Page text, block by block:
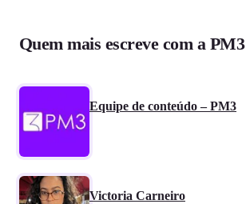
Quem mais escreve com a PM3
Equipe de conteúdo – PM3
Victoria Carneiro